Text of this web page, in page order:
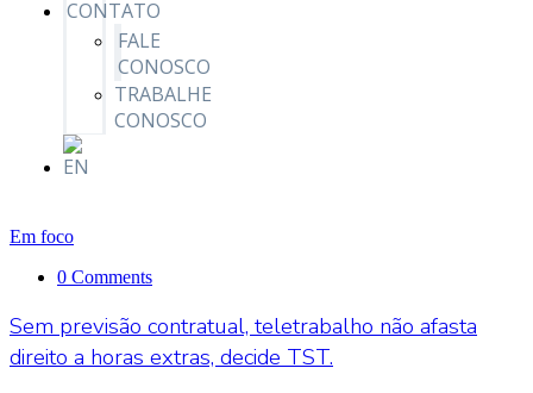
CONTATO
FALE
CONOSCO
TRABALHE
CONOSCO
Em foco
0 Comments
Sem previsão contratual, teletrabalho não afasta
direito a horas extras, decide TST.